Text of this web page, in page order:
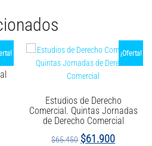
¡Oferta!
Estudios de Derecho
Comercial. Quintas Jornadas
de Derecho Comercial
$65.450 El
$61.900El